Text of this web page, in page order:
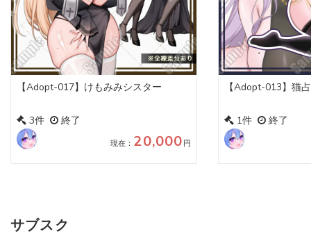
【Adopt-017】けもみみシスター
3件 終了
現在： 20,000 円
【Adopt-013】猫
1件 終了
サブスク